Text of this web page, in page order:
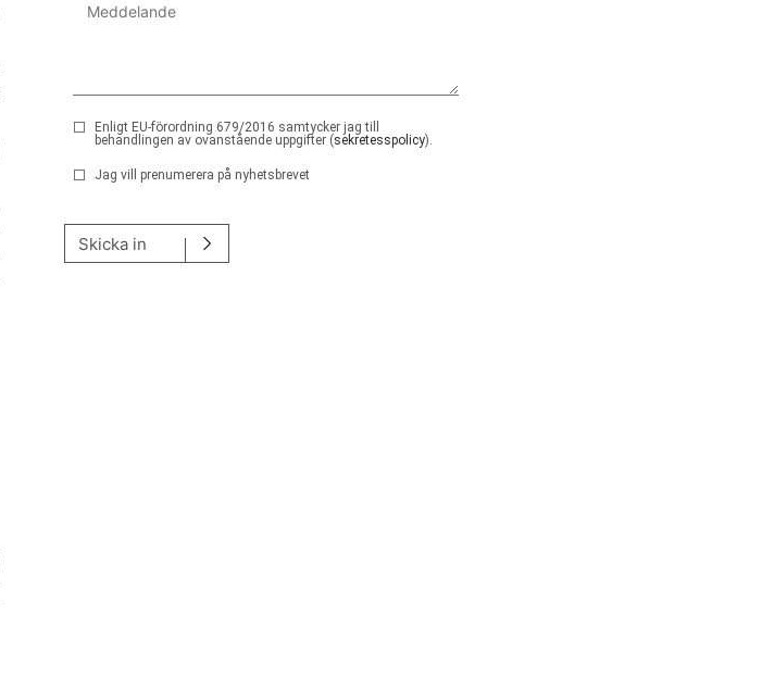
Enligt EU-förordning 679/2016 samtycker jag till
behandlingen av ovanstående uppgifter (sekretesspolicy).
Jag vill prenumerera på nyhetsbrevet
Skicka in